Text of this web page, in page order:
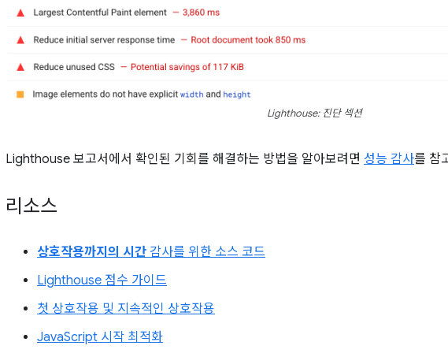
Lighthouse: 진단 섹션
Lighthouse 보고서에서 확인된 기회를 해결하는 방법을 알아보려면 성능 감사를 참
리소스
상호작용까지의 시간 감사를 위한 소스 코드
Lighthouse 점수 가이드
첫 상호작용 및 지속적인 상호작용
JavaScript 시작 최적화